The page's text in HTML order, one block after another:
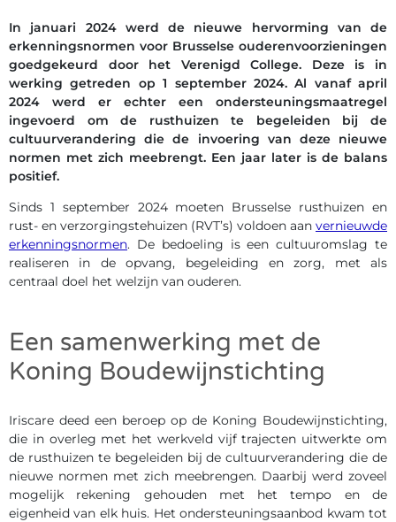
In januari 2024 werd de nieuwe hervorming van de
erkenningsnormen voor Brusselse ouderenvoorzieningen
goedgekeurd door het Verenigd College. Deze is in
werking getreden op 1 september 2024. Al vanaf april
2024 werd er echter een ondersteuningsmaatregel
ingevoerd om de rusthuizen te begeleiden bij de
cultuurverandering die de invoering van deze nieuwe
normen met zich meebrengt. Een jaar later is de balans
positief.
Sinds 1 september 2024 moeten Brusselse rusthuizen en
rust- en verzorgingstehuizen (RVT’s) voldoen aan vernieuwde
erkenningsnormen. De bedoeling is een cultuuromslag te
realiseren in de opvang, begeleiding en zorg, met als
centraal doel het welzijn van ouderen.
Een samenwerking met de
Koning Boudewijnstichting
Iriscare deed een beroep op de Koning Boudewijnstichting,
die in overleg met het werkveld vijf trajecten uitwerkte om
de rusthuizen te begeleiden bij de cultuurverandering die de
nieuwe normen met zich meebrengen. Daarbij werd zoveel
mogelijk rekening gehouden met het tempo en de
eigenheid van elk huis. Het ondersteuningsaanbod kwam tot